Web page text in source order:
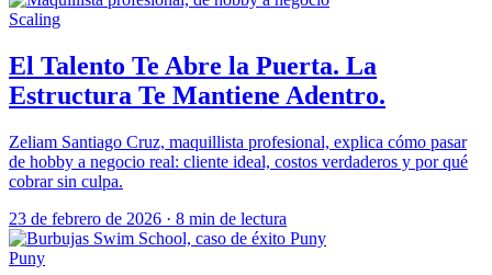
Scaling
El Talento Te Abre la Puerta. La
Estructura Te Mantiene Adentro.
Zeliam Santiago Cruz, maquillista profesional, explica cómo pasar
de hobby a negocio real: cliente ideal, costos verdaderos y por qué
cobrar sin culpa.
23 de febrero de 2026 · 8 min de lectura
Puny